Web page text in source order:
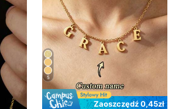
5
Zaoszczędź 0,45zł